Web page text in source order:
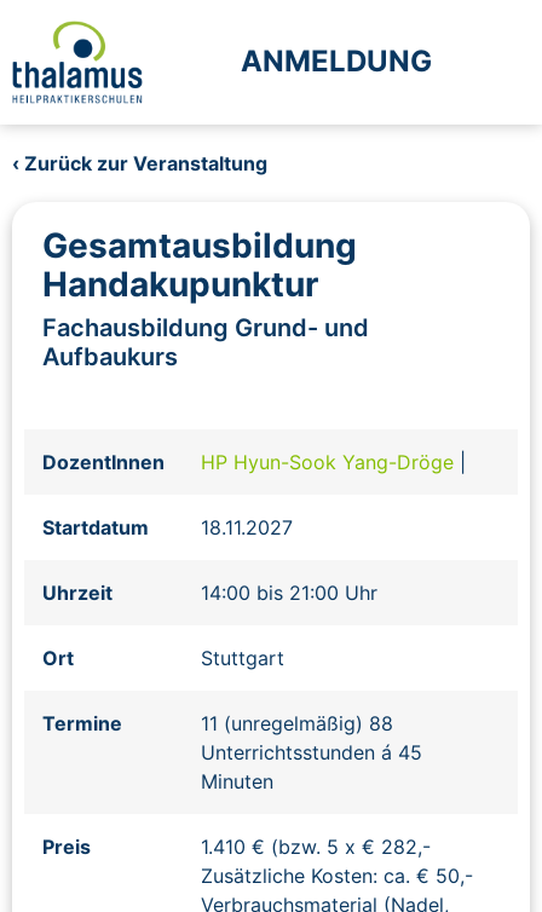
ANMELDUNG
‹ Zurück zur Veranstaltung
Gesamtausbildung
Handakupunktur
Fachausbildung Grund- und
Aufbaukurs
DozentInnen HP Hyun-Sook Yang-Dröge
Startdatum 18.11.2027
Uhrzeit 14:00 bis 21:00 Uhr
Ort Stuttgart
Termine
11 (unregelmäßig) 88
Unterrichtsstunden á 45
Minuten
Preis
1.410 € (bzw. 5 x € 282,-
Zusätzliche Kosten: ca. € 50,-
Verbrauchsmaterial (Nadel,